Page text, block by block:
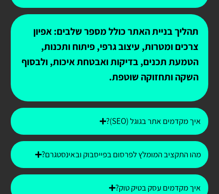
תהליך בניית האתר כולל מספר שלבים: אפיון
צרכים ומטרות, עיצוב גרפי, פיתוח ותכנות,
הטמעת תכנים, בדיקות ואבטחת איכות, ולבסוף
השקה ותחזוקה שוטפת.
איך מקדמים אתר בגוגל (SEO)?
מהו התקציב המומלץ לפרסום בפייסבוק ובאינסטגרם?
איך מקדמים עסק בטיק טוק?